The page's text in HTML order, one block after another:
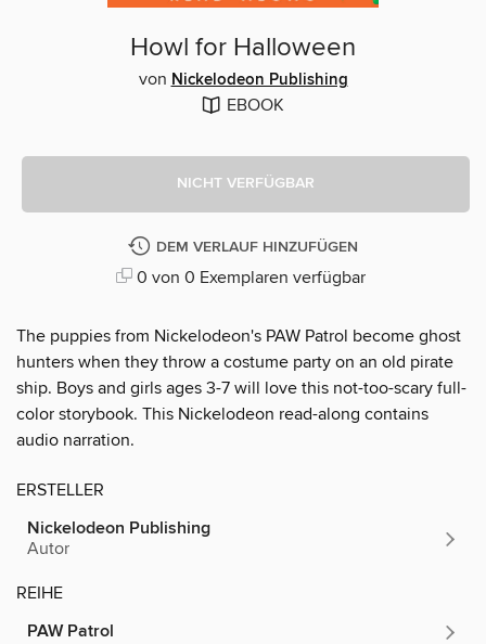
Howl for Halloween
von Nickelodeon Publishing
EBOOK
NICHT VERFÜGBAR
DEM VERLAUF HINZUFÜGEN
0 von 0 Exemplaren verfügbar
The puppies from Nickelodeon's PAW Patrol become ghost
hunters when they throw a costume party on an old pirate
ship. Boys and girls ages 3-7 will love this not-too-scary full-
color storybook. This Nickelodeon read-along contains
audio narration.
ERSTELLER
Nickelodeon Publishing
Autor
REIHE
PAW Patrol